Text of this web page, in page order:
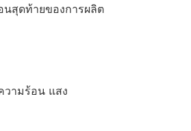
สุดท้ายของการผลิต
วามร้อน แสง